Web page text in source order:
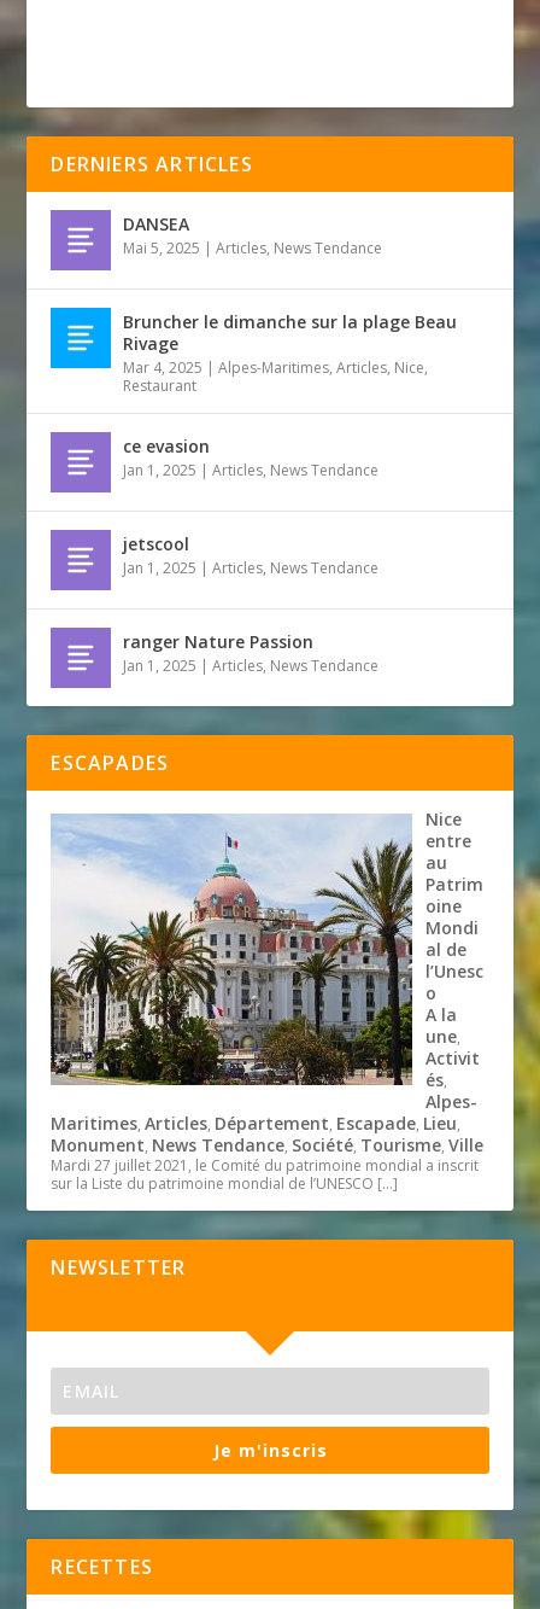
DERNIERS ARTICLES
DANSEA
Mai 5, 2025 |Articles, News Tendance
Bruncher le dimanche sur la plage Beau
Rivage
Mar 4, 2025 |Alpes-Maritimes,Articles, Nice,
Restaurant
ce evasion
Jan 1, 2025 |Articles, News Tendance
jetscool
Jan 1, 2025 |Articles, News Tendance
ranger Nature Passion
Jan 1, 2025 |Articles, News Tendance
ESCAPADES
Nice
entre
au
Patrim
oine
Mondi
al de
l’Unesc
o
A la
une,
Activit
és,
Alpes-
Maritimes,Articles, Département, Escapade, Lieu,
Monument, News Tendance, Société, Tourisme,Ville
Mardi 27 juillet 2021, le Comité du patrimoine mondial a inscrit
sur la Liste du patrimoine mondial de l’UNESCO […]
NEWSLETTER
Je m'inscris
RECETTES